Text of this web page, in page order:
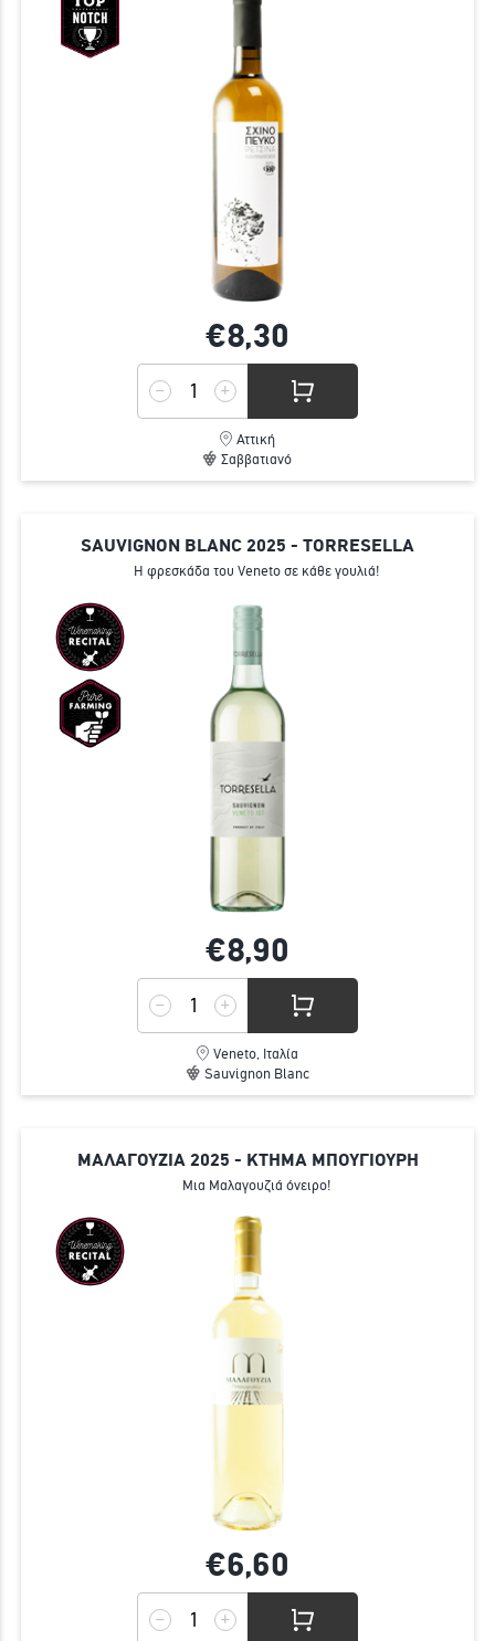
€8,30
Αττική
Σαββατιανό
SAUVIGNON BLANC 2025 - TORRESELLA
Η φρεσκάδα του Veneto σε κάθε γουλιά!
€8,90
Veneto, Ιταλία
Sauvignon Blanc
ΜΑΛΑΓΟΥΖΙΑ 2025 - ΚΤΗΜΑ ΜΠΟΥΓΙΟΥΡΗ
Μια Μαλαγουζιά όνειρο!
€6,60